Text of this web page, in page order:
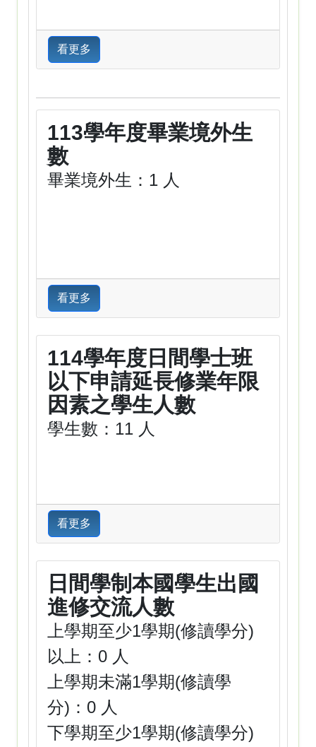
看更多
113學年度畢業境外生
數
畢業境外生：1 人
看更多
114學年度日間學士班
以下申請延長修業年限
因素之學生人數
學生數：11 人
看更多
日間學制本國學生出國
進修交流人數
上學期至少1學期(修讀學分)
以上：0 人
上學期未滿1學期(修讀學
分)：0 人
下學期至少1學期(修讀學分)